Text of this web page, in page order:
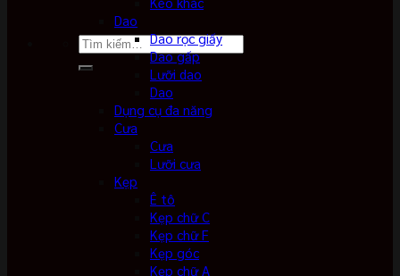
Tìm
Dao
Dao rọc giấy
Dao gấp
Lưỡi dao
Dao
Dụng cụ đa năng
Cưa
Cưa
Lưỡi cưa
Kẹp
Ê tô
Kẹp chữ C
Kẹp chữ F
Kẹp góc
Kẹp chữ A